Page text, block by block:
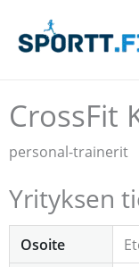
sisältöön
CrossFit
personal-trainerit
Yrityksen
Osoite